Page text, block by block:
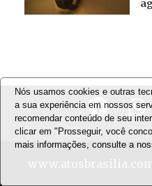
Nós usamos cookies e outras
a sua experiência em nossos
recomendar conteúdo de seu
clicar em "Prosseguir, você
mais informações, consulte a